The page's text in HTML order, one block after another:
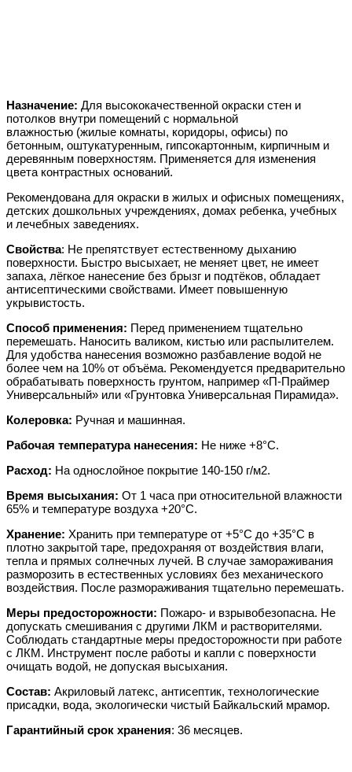
Назначение: Для высококачественной окраски стен и
потолков внутри помещений с нормальной
влажностью (жилые комнаты, коридоры, офисы) по
бетонным, оштукатуренным, гипсокартонным, кирпичным и
деревянным поверхностям. Применяется для изменения
цвета контрастных оснований.
Рекомендована для окраски в жилых и офисных помещениях,
детских дошкольных учреждениях, домах ребенка, учебных
и лечебных заведениях.
Свойства: Не препятствует естественному дыханию
поверхности. Быстро высыхает, не меняет цвет, не имеет
запаха, лёгкое нанесение без брызг и подтёков, обладает
антисептическими свойствами. Имеет повышенную
укрывистость.
Способ применения: Перед применением тщательно
перемешать. Наносить валиком, кистью или распылителем.
Для удобства нанесения возможно разбавление водой не
более чем на 10% от объёма. Рекомендуется предварительно
обрабатывать поверхность грунтом, например «П-Праймер
Универсальный» или «Грунтовка Универсальная Пирамида».
Колеровка: Ручная и машинная.
Рабочая температура нанесения: Не ниже +8°С.
Расход: На однослойное покрытие 140-150 г/м2.
Время высыхания: От 1 часа при относительной влажности
65% и температуре воздуха +20°С.
Хранение: Хранить при температуре от +5°С до +35°С в
плотно закрытой таре, предохраняя от воздействия влаги,
тепла и прямых солнечных лучей. В случае замораживания
разморозить в естественных условиях без механического
воздействия. После размораживания тщательно перемешать.
Меры предосторожности: Пожаро- и взрывобезопасна. Не
допускать смешивания с другими ЛКМ и растворителями.
Соблюдать стандартные меры предосторожности при работе
с ЛКМ. Инструмент после работы и капли с поверхности
очищать водой, не допуская высыхания.
Состав: Акриловый латекс, антисептик, технологические
присадки, вода, экологически чистый Байкальский мрамор.
Гарантийный срок хранения: 36 месяцев.